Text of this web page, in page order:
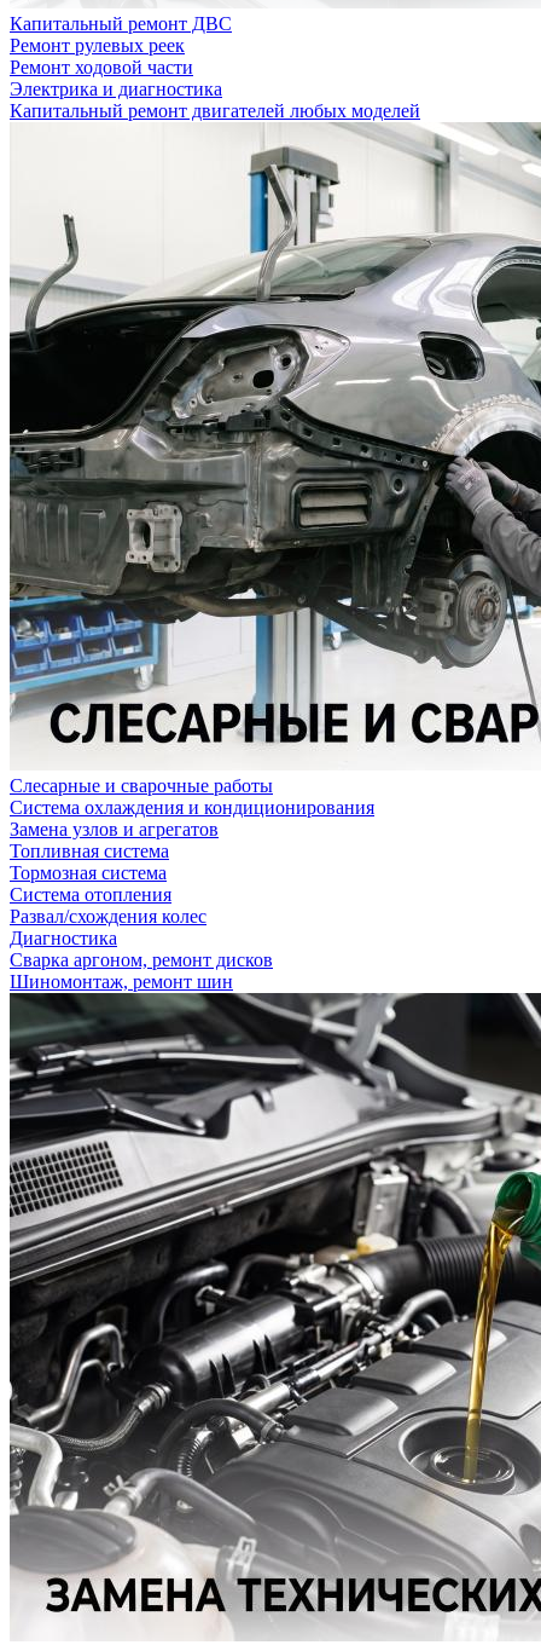
Капитальный ремонт ДВС
Ремонт рулевых реек
Ремонт ходовой части
Электрика и диагностика
Капитальный ремонт двигателей любых моделей
Слесарные и сварочные работы
Система охлаждения и кондиционирования
Замена узлов и агрегатов
Топливная система
Тормозная система
Система отопления
Развал/схождения колес
Диагностика
Сварка аргоном, ремонт дисков
Шиномонтаж, ремонт шин